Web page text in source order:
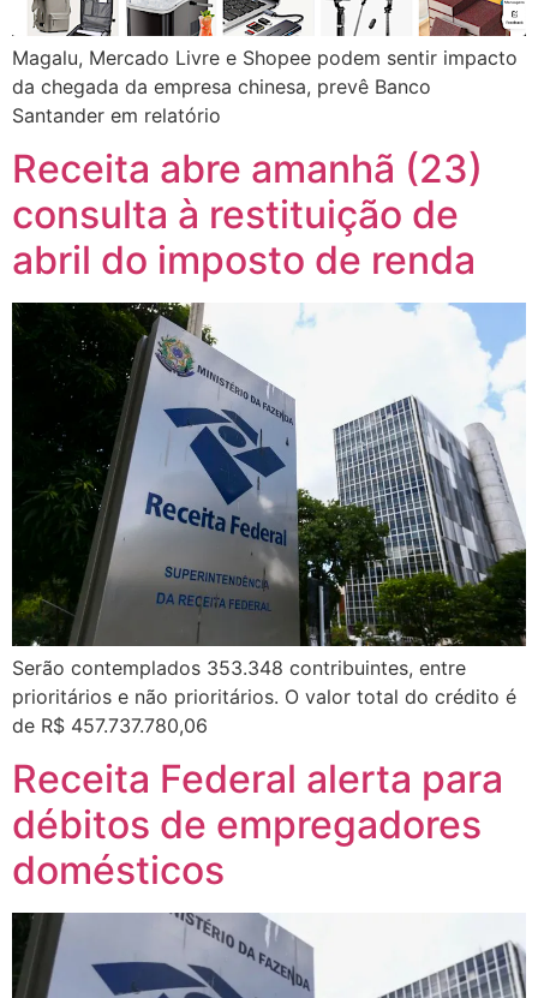
Magalu, Mercado Livre e Shopee podem sentir impacto
da chegada da empresa chinesa, prevê Banco
Santander em relatório
Receita abre amanhã (23)
consulta à restituição de
abril do imposto de renda
Serão contemplados 353.348 contribuintes, entre
prioritários e não prioritários. O valor total do crédito é
de R$ 457.737.780,06
Receita Federal alerta para
débitos de empregadores
domésticos